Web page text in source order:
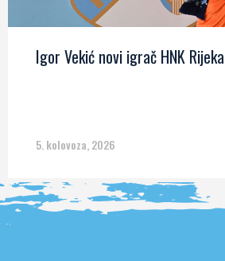
Igor Vekić novi igrač HNK Rijeka
5. kolovoza, 2026